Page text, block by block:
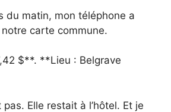
du matin, mon téléphone a
carte commune.
$**. **Lieu : Belgrave
Elle restait à l’hôtel. Et je